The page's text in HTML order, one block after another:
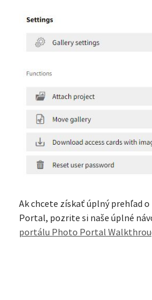
Ak chcete získať úplný prehľad
Portal, pozrite si naše úplné
portálu Photo Portal